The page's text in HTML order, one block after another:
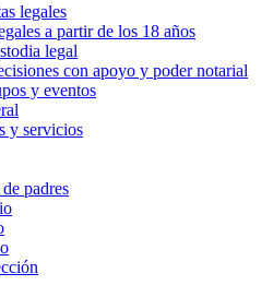
legales
a partir de los 18 años
legal
con apoyo y poder notarial
y eventos
y servicios
padres